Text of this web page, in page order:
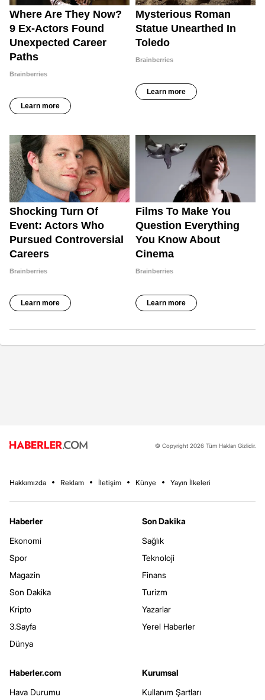
© Copyright 2026 Tüm Hakları Gizlidir.
Hakkımızda Reklam İletişim Künye Yayın İlkeleri
Haberler
Ekonomi
Spor
Magazin
Son Dakika
Kripto
3.Sayfa
Dünya
Son Dakika
Sağlık
Teknoloji
Finans
Turizm
Yazarlar
Yerel Haberler
Haberler.com
Hava Durumu
Kurumsal
Kullanım Şartları